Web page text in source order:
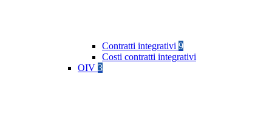
Contratti integrativi 9
Costi contratti integrativi
OIV 3